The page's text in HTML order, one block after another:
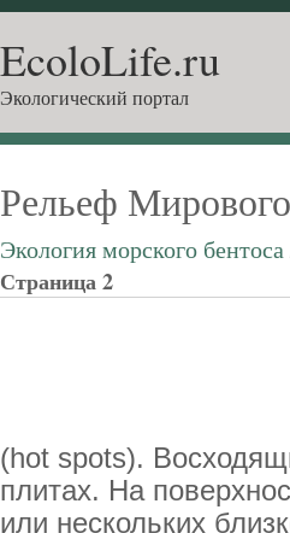
EcoloLife.ru
Экологический портал
Рельеф
Экология морского бентоса
Страница 2
(hot spots).
плитах. На
или нескольких